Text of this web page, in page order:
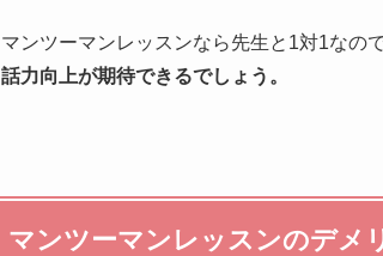
マンツーマンレッスンなら先生と1対1なの
話力向上が期待できるでしょう。
マンツーマンレッスンのデメ